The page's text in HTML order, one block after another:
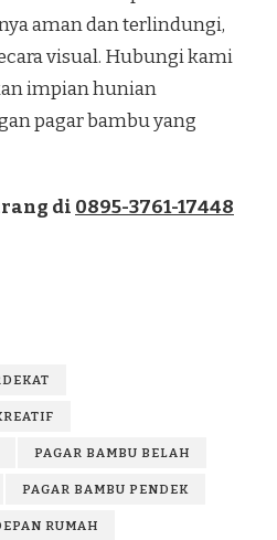
aman dan terlindungi,
visual. Hubungi kami
impian hunian
pagar bambu yang
di 0895-3761-17448
PAGAR BAMBU BELAH
PAGAR BAMBU PENDEK
RUMAH